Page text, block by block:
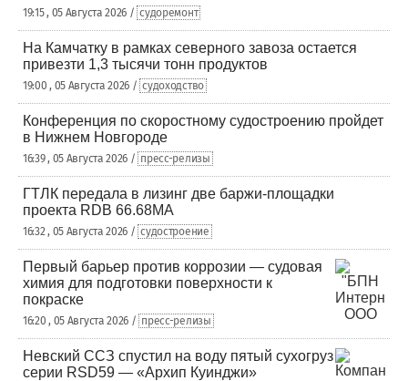
19:15 , 05 Августа 2026 / судоремонт
На Камчатку в рамках северного завоза остается
привезти 1,3 тысячи тонн продуктов
19:00 , 05 Августа 2026 / судоходство
Конференция по скоростному судостроению пройдет
в Нижнем Новгороде
16:39 , 05 Августа 2026 / пресс-релизы
ГТЛК передала в лизинг две баржи-площадки
проекта RDB 66.68МА
16:32 , 05 Августа 2026 / судостроение
Первый барьер против коррозии — судовая
химия для подготовки поверхности к
покраске
16:20 , 05 Августа 2026 / пресс-релизы
Невский ССЗ спустил на воду пятый сухогруз
серии RSD59 — «Архип Куинджи»